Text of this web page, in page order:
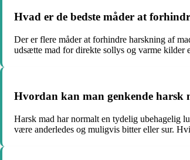
Hvad er de bedste måder at
Der er flere måder at forhindre harskning af
udsætte mad for direkte sollys og varme
Hvordan kan man genkende harsk
Harsk mad har normalt en tydelig ubehagelig
være anderledes og muligvis bitter eller sur.